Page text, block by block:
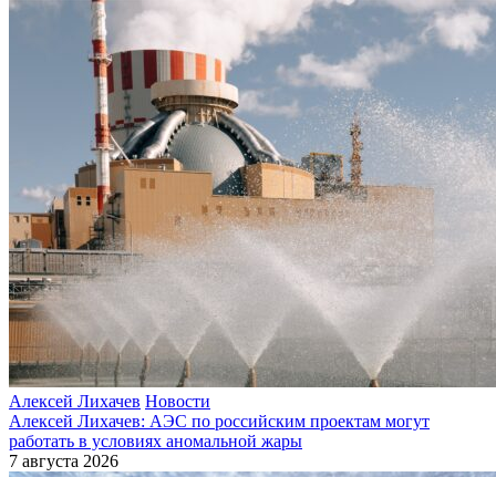
Алексей Лихачев Новости
Алексей Лихачев: АЭС по российским проектам могут
работать в условиях аномальной жары
7 августа 2026